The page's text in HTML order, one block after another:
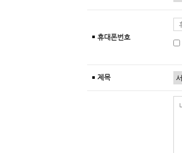
휴대폰번호
제목